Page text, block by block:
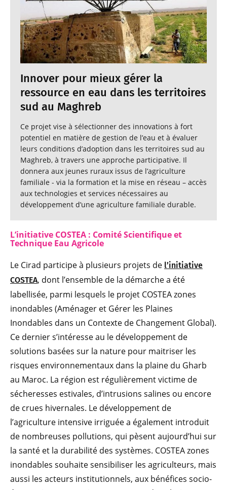
Innover pour mieux gérer la
ressource en eau dans les territoires
sud au Maghreb
Ce projet vise à sélectionner des innovations à fort
potentiel en matière de gestion de l’eau et à évaluer
leurs conditions d’adoption dans les territoires sud au
Maghreb, à travers une approche participative. Il
donnera aux jeunes ruraux issus de l’agriculture
familiale - via la formation et la mise en réseau – accès
aux technologies et services nécessaires au
développement d’une agriculture familiale durable.
L’initiative COSTEA : Comité Scientifique et
Technique Eau Agricole
Le Cirad participe à plusieurs projets de l’initiative
COSTEA, dont l’ensemble de la démarche a été
labellisée, parmi lesquels le projet COSTEA zones
inondables (Aménager et Gérer les Plaines
Inondables dans un Contexte de Changement Global).
Ce dernier s’intéresse au le développement de
solutions basées sur la nature pour maitriser les
risques environnementaux dans la plaine du Gharb
au Maroc. La région est régulièrement victime de
sécheresses estivales, d’intrusions salines ou encore
de crues hivernales. Le développement de
l’agriculture intensive irriguée a également introduit
de nombreuses pollutions, qui pèsent aujourd’hui sur
la santé et la durabilité des systèmes. COSTEA zones
inondables souhaite sensibiliser les agriculteurs, mais
aussi les acteurs institutionnels, aux bénéfices socio-